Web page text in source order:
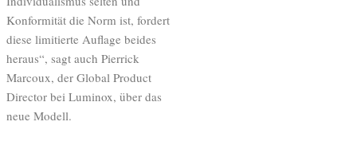
Konformität die Norm ist, fordert
diese limitierte Auflage beides
heraus“, sagt auch Pierrick
Marcoux, der Global Product
Director bei Luminox, über das
neue Modell.